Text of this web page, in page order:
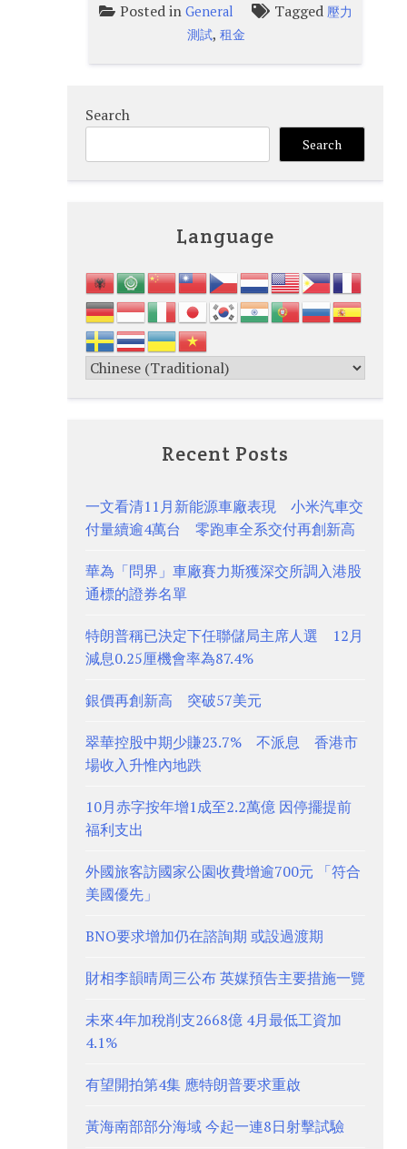
Posted in General Tagged 壓力
測試,租金
Search
Search
Language
Recent Posts
一文看清11月新能源車廠表現 小米汽車交
付量續逾4萬台 零跑車全系交付再創新高
華為「問界」車廠賽力斯獲深交所調入港股
通標的證券名單
特朗普稱已決定下任聯儲局主席人選 12月
減息0.25厘機會率為87.4%
銀價再創新高 突破57美元
翠華控股中期少賺23.7% 不派息 香港市
場收入升惟內地跌
10月赤字按年增1成至2.2萬億 因停擺提前
福利支出
外國旅客訪國家公園收費增逾700元 「符合
美國優先」
BNO要求增加仍在諮詢期 或設過渡期
財相李韻晴周三公布 英媒預告主要措施一覽
未來4年加稅削支2668億 4月最低工資加
4.1%
有望開拍第4集 應特朗普要求重啟
黃海南部部分海域 今起一連8日射擊試驗